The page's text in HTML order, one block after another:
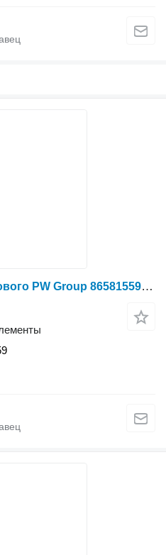
Засувка елеватора зернового PW Group 86581559 для зерноуборочного комбайна Case IH 5088